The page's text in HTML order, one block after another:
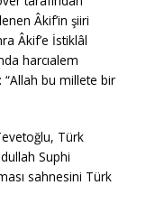
Âkif’in şiiri
Âkif’e İstiklâl
harcıalem
“Allah bu millete bir
Türk
Suphi
sahnesini Türk